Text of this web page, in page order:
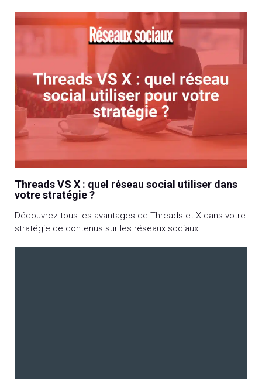
transformer votre expertise en une marque personnelle,
rapidement identifiable, et ainsi renforcer votre visibilité et
votre crédibilité. Identifier ses forces, définir des cibles,
se fixer des objectifs, choisir […]
Threads VS X : quel réseau social utiliser dans
votre stratégie ?
Découvrez tous les avantages de Threads et X dans votre
stratégie de contenus sur les réseaux sociaux.